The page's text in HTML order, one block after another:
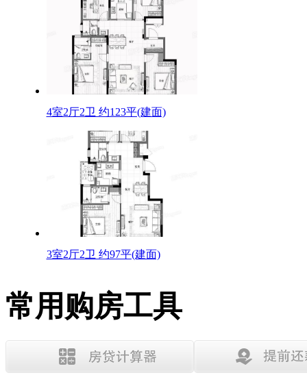
4室2厅2卫 约123平(建面)
3室2厅2卫 约97平(建面)
常用购房工具